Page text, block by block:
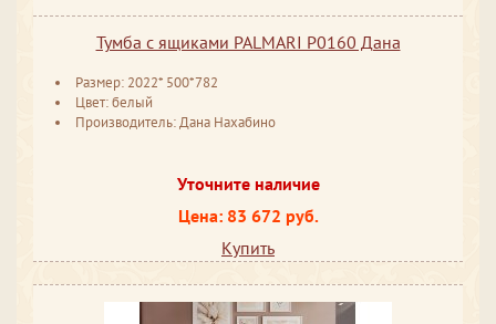
Тумба с ящиками PALMARI P0160 Дана
Размер: 2022* 500*782
Цвет: белый
Производитель: Дана Нахабино
Уточните наличие
Цена: 83 672 руб.
Купить